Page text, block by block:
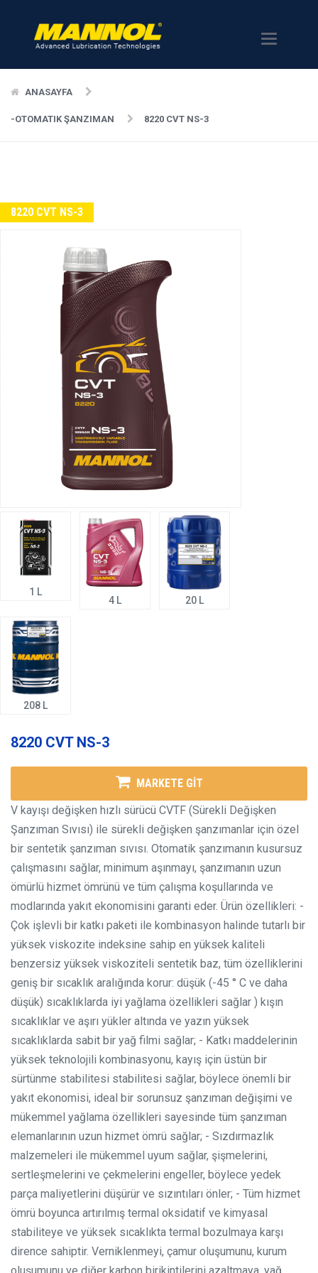
Menü
ANASAYFA
-OTOMATIK ŞANZIMAN 8220 CVT NS-3
8220 CVT NS-3
1 L
4 L 20 L
208 L
8220 CVT NS-3
MARKETE GİT
V kayışı değişken hızlı sürücü CVTF (Sürekli Değişken
Şanzıman Sıvısı) ile sürekli değişken şanzımanlar için özel
bir sentetik şanzıman sıvısı. Otomatik şanzımanın kusursuz
çalışmasını sağlar, minimum aşınmayı, şanzımanın uzun
ömürlü hizmet ömrünü ve tüm çalışma koşullarında ve
modlarında yakıt ekonomisini garanti eder. Ürün özellikleri: -
Çok işlevli bir katkı paketi ile kombinasyon halinde tutarlı bir
yüksek viskozite indeksine sahip en yüksek kaliteli
benzersiz yüksek viskoziteli sentetik baz, tüm özelliklerini
geniş bir sıcaklık aralığında korur: düşük (-45 ° C ve daha
düşük) sıcaklıklarda iyi yağlama özellikleri sağlar ) kışın
sıcaklıklar ve aşırı yükler altında ve yazın yüksek
sıcaklıklarda sabit bir yağ filmi sağlar; - Katkı maddelerinin
yüksek teknolojili kombinasyonu, kayış için üstün bir
sürtünme stabilitesi stabilitesi sağlar, böylece önemli bir
yakıt ekonomisi, ideal bir sorunsuz şanzıman değişimi ve
mükemmel yağlama özellikleri sayesinde tüm şanzıman
elemanlarının uzun hizmet ömrü sağlar; - Sızdırmazlık
malzemeleri ile mükemmel uyum sağlar, şişmelerini,
sertleşmelerini ve çekmelerini engeller, böylece yedek
parça maliyetlerini düşürür ve sızıntıları önler; - Tüm hizmet
ömrü boyunca artırılmış termal oksidatif ve kimyasal
stabiliteye ve yüksek sıcaklıkta termal bozulmaya karşı
dirence sahiptir. Verniklenmeyi, çamur oluşumunu, kurum